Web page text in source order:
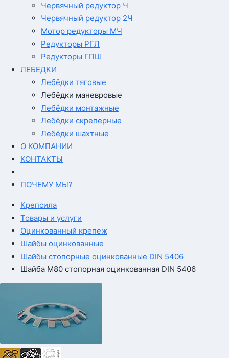
Червячный редуктор Ч
Червячный редуктор 2Ч
Мотор редукторы МЧ
Редукторы РГЛ
Редукторы ГПШ
ЛЕБЕДКИ
Лебёдки тяговые
Лебёдки маневровые
Лебёдки монтажные
Лебёдки скреперные
Лебёдки шахтные
О КОМПАНИИ
КОНТАКТЫ
ПОЧЕМУ МЫ?
Крепсила
Товары и услуги
Оцинкованный крепеж
Шайбы оцинкованные
Шайбы стопорные оцинкованные DIN 5406
Шайба М80 стопорная оцинкованная DIN 5406